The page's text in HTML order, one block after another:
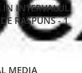
IN INTERVALUL
RASPUNS - 1
MEDIA